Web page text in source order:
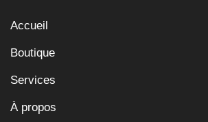
Accueil
Boutique
Services
À propos